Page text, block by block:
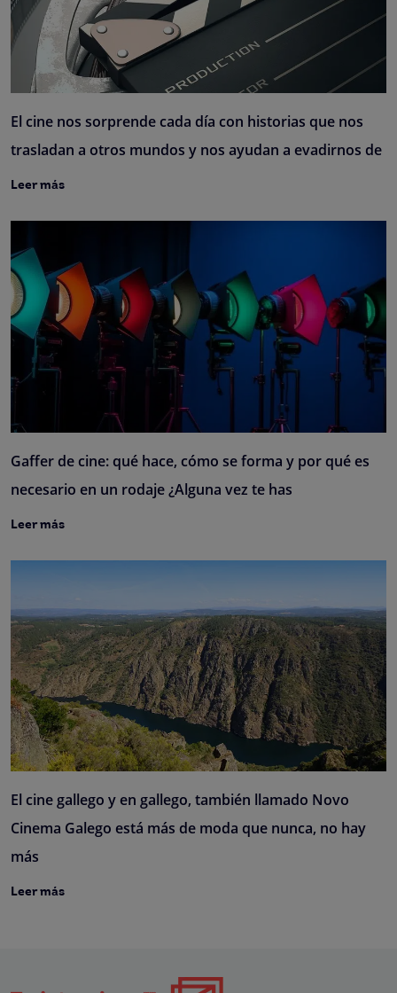
El cine nos sorprende cada día con historias que nos
trasladan a otros mundos y nos ayudan a evadirnos de
Leer más
Gaffer de cine: qué hace, cómo se forma y por qué es
necesario en un rodaje ¿Alguna vez te has
Leer más
El cine gallego y en gallego, también llamado Novo
Cinema Galego está más de moda que nunca, no hay
más
Leer más